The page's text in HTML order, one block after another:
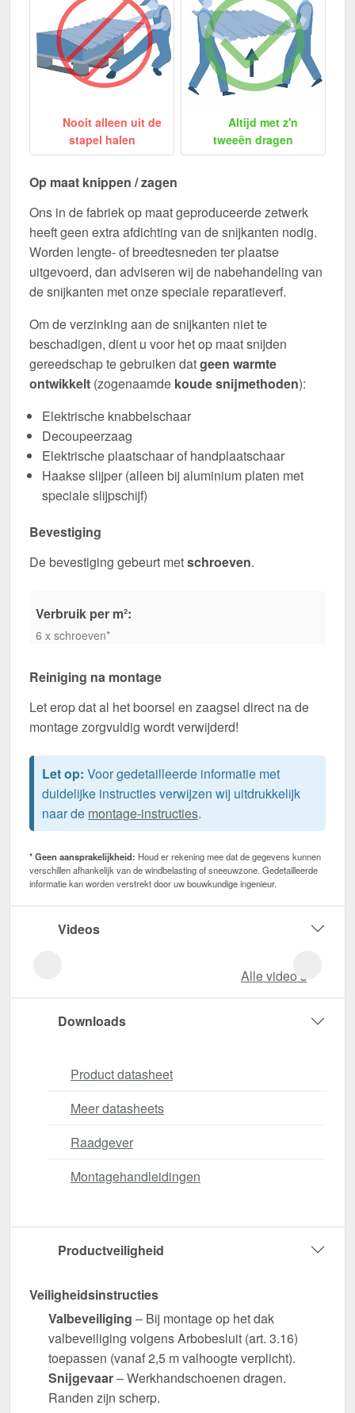
Nooit alleen uit de
stapel halen
Altijd met z'n
tweeën dragen
Op maat knippen / zagen
Ons in de fabriek op maat geproduceerde zetwerk
heeft geen extra afdichting van de snijkanten nodig.
Worden lengte- of breedtesneden ter plaatse
uitgevoerd, dan adviseren wij de nabehandeling van
de snijkanten met onze speciale reparatieverf.
Om de verzinking aan de snijkanten niet te
beschadigen, dient u voor het op maat snijden
gereedschap te gebruiken datgeen warmte
ontwikkelt (zogenaamde koude snijmethoden):
Elektrische knabbelschaar
Decoupeerzaag
Elektrische plaatschaar of handplaatschaar
Haakse slijper (alleen bij aluminium platen met
speciale slijpschijf)
Bevestiging
De bevestiging gebeurt metschroeven.
Verbruik per m²:
6 x schroeven*
Reiniging na montage
Let erop dat al het boorsel en zaagsel direct na de
montage zorgvuldig wordt verwijderd!
Let op: Voor gedetailleerde informatie met
duidelijke instructies verwijzen wij uitdrukkelijk
naar de montage-instructies.
* Geen aansprakelijkheid: Houd er rekening mee dat de gegevens kunnen
verschillen afhankelijk van de windbelasting of sneeuwzone. Gedetailleerde
informatie kan worden verstrekt door uw bouwkundige ingenieur.
Videos
Alle video‘s
Downloads
Product datasheet
Meer datasheets
Raadgever
Montagehandleidingen
Productveiligheid
Veiligheidsinstructies
Valbeveiliging – Bij montage op het dak
valbeveiliging volgens Arbobesluit (art. 3.16)
toepassen (vanaf 2,5 m valhoogte verplicht).
Snijgevaar– Werkhandschoenen dragen.
Randen zijn scherp.